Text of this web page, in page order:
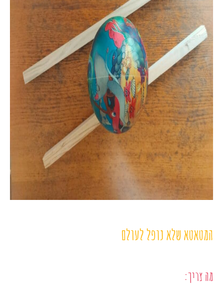
המטאטא שלא נופל לעולם
מה צריך: